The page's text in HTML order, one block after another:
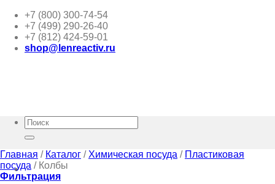
Skip
content
+7 (800) 300-74-54
+7 (499) 290-26-40
+7 (812) 424-59-01
shop@lenreactiv.ru
Искать:
Главная / Каталог / Химическая посуда / Пластиковая
посуда /Колбы
Фильтрация